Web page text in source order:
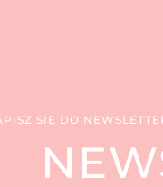
SIĘ DO